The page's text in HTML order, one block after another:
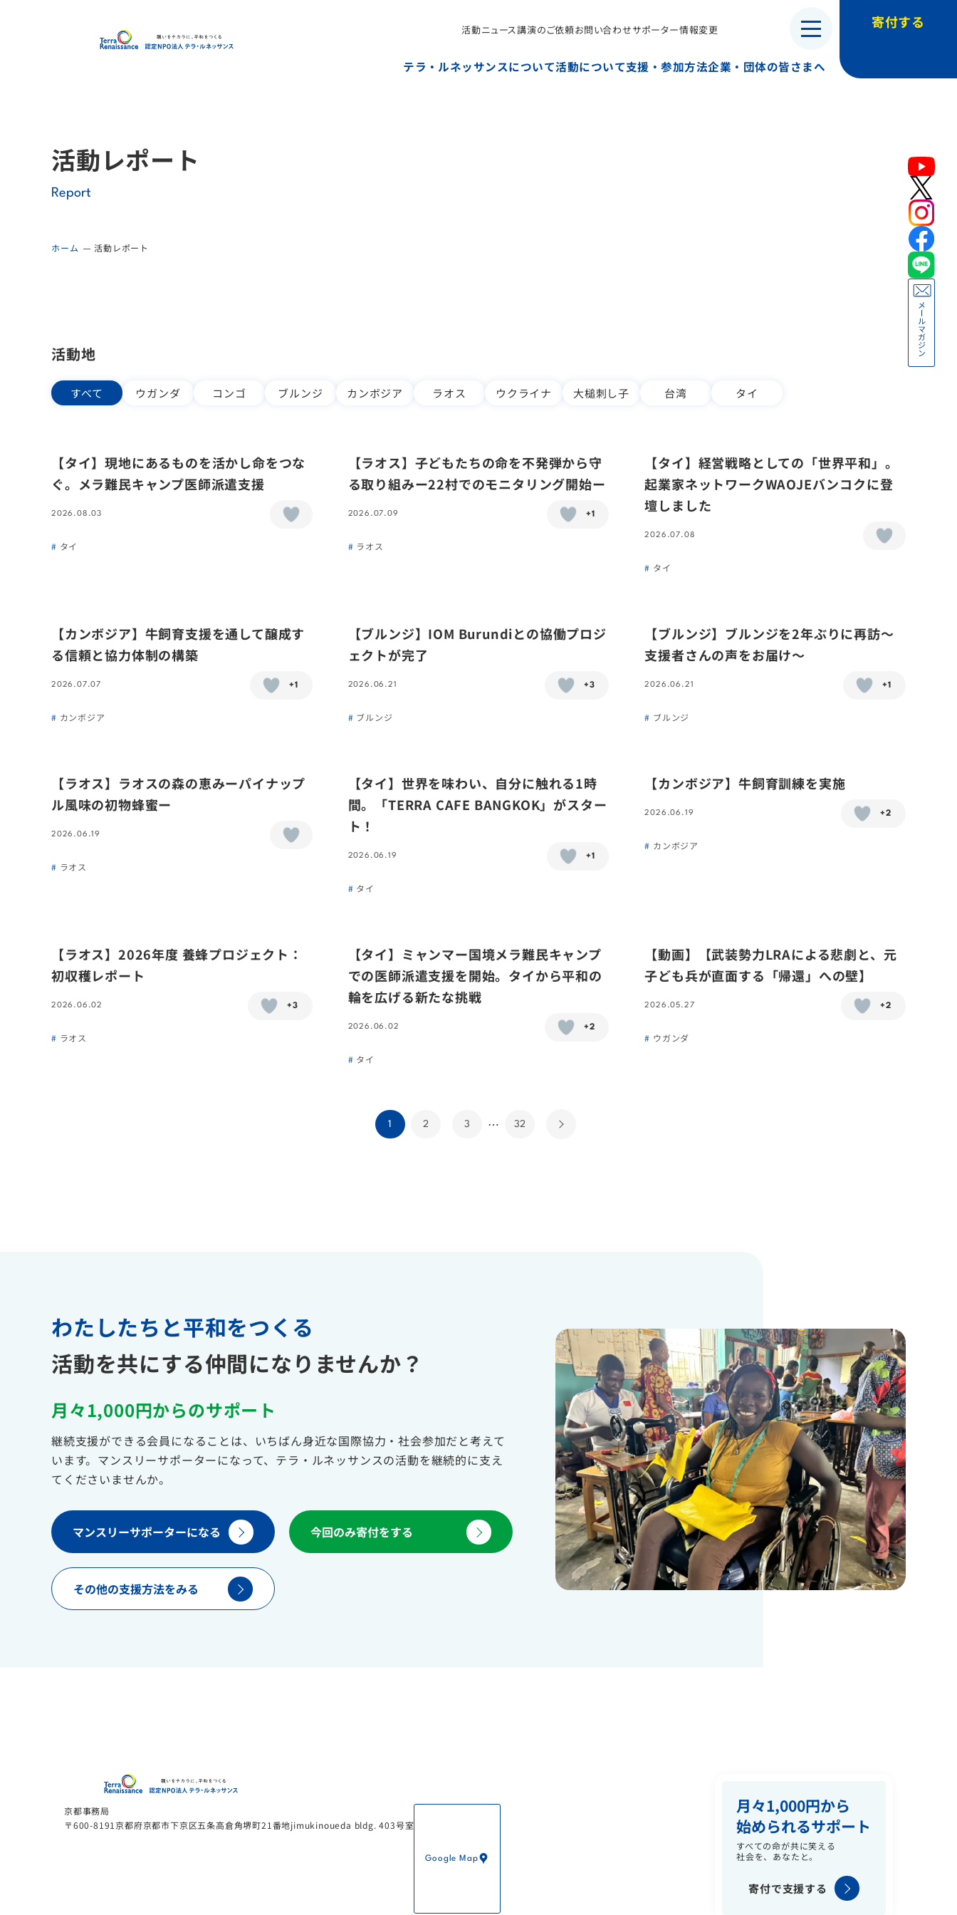
認定NPO法人テラ・ルネッサンス（平和教育・地雷・小型武器・子ども兵）
活動ニュース講演のご依頼お問い合わせサポーター情報変更
テラ・ルネッサンスについて活動について支援・参加方法企業・団体の皆さまへ
寄付する
活動レポート
Report
ホーム 活動レポート
活動地
すべて ウガンダ コンゴ ブルンジ カンボジア ラオス ウクライナ 大槌刺し子 台湾 タイ
【タイ】現地にあるものを活かし命をつな
ぐ。メラ難民キャンプ医師派遣支援
2026.08.03
タイ
【ラオス】子どもたちの命を不発弾から守
る取り組みー22村でのモニタリング開始ー
2026.07.09 +1
ラオス
【タイ】経営戦略としての「世界平和」。
起業家ネットワークWAOJEバンコクに登
壇しました
2026.07.08
タイ
【カンボジア】牛飼育支援を通して醸成す
る信頼と協力体制の構築
2026.07.07 +1
カンボジア
【ブルンジ】IOM Burundiとの協働プロジ
ェクトが完了
2026.06.21 +3
ブルンジ
【ブルンジ】ブルンジを2年ぶりに再訪〜
支援者さんの声をお届け〜
2026.06.21 +1
ブルンジ
【ラオス】ラオスの森の恵みーパイナップ
ル風味の初物蜂蜜ー
2026.06.19
ラオス
【タイ】世界を味わい、自分に触れる1時
間。「TERRA CAFE BANGKOK」がスター
ト！
2026.06.19 +1
タイ
【カンボジア】牛飼育訓練を実施
2026.06.19 +2
カンボジア
【ラオス】2026年度 養蜂プロジェクト：
初収穫レポート
2026.06.02 +3
ラオス
【タイ】ミャンマー国境メラ難民キャンプ
での医師派遣支援を開始。タイから平和の
輪を広げる新たな挑戦
2026.06.02 +2
タイ
【動画】【武装勢力LRAによる悲劇と、元
子ども兵が直面する「帰還」への壁】
2026.05.27 +2
ウガンダ
1 2 3 … 32
わたしたちと平和をつくる
活動を共にする仲間になりませんか？
月々1,000円からのサポート
継続支援ができる会員になることは、いちばん身近な国際協力・社会参加だと考えて
います。マンスリーサポーターになって、テラ・ルネッサンスの活動を継続的に支え
てくださいませんか。
マンスリーサポーターになる 今回のみ寄付をする
その他の支援方法をみる
京都事務局
〒600-8191京都府京都市下京区五条高倉角堺町21番地jimukinoueda bldg. 403号室
Google Map
月々1,000円から
始められるサポート
すべての命が共に笑える
社会を、あなたと。
寄付で支援する